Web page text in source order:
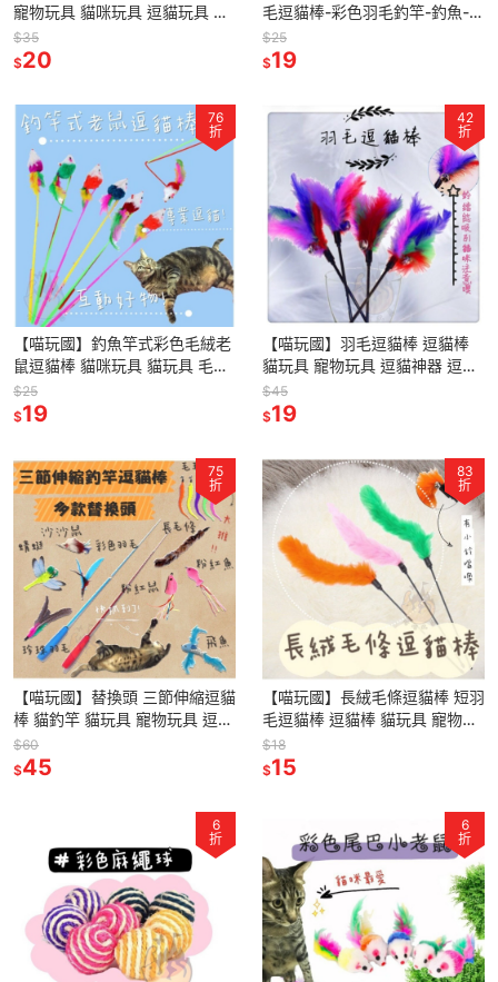
寵物玩具 貓咪玩具 逗貓玩具 鈴
鐺逗貓棒 老鼠玩具 逗貓桿 貓貓
玩具 貓咪互動
$35
$20
毛逗貓棒-彩色羽毛釣竿-釣魚-附
鈴鐺-逗貓杆/釣杆式逗貓棒/互動
益智玩具
$25
$19
76
折
【喵玩國】釣魚竿式彩色毛絨老
鼠逗貓棒 貓咪玩具 貓玩具 毛絨
老鼠 釣竿逗貓棒
$25
$19
42
折
【喵玩國】羽毛逗貓棒 逗貓棒
貓玩具 寵物玩具 逗貓神器 逗貓
玩具
$45
$19
75
折
【喵玩國】替換頭 三節伸縮逗貓
棒 貓釣竿 貓玩具 寵物玩具 逗貓
杆 伸縮逗貓棒 逗貓桿 羽毛玩具
$60
$45
83
折
【喵玩國】長絨毛條逗貓棒 短羽
毛逗貓棒 逗貓棒 貓玩具 寵物玩
具 逗貓神器
$18
$15
6
折
6
折